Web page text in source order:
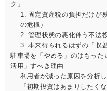
ク」
1. 固定資産税の負担だけが
の危機）
2. 管理状態の悪化伴う不法
3. 本来得られるはずの「収
駐車場を「やめる」のはもった
活用」すべき理由
利用者が減った原因を分析
「初期投資はあまりしたく